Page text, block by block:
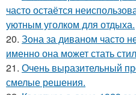
часто остаётся
уютным уголком для отдыха.
20. Зона за диваном часто
именно она может стать
21. Очень выразительный
смелые решения.